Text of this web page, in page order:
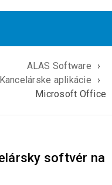
ALAS Software
›
Kancelárske aplikácie
›
Microsoft Office
softvér na